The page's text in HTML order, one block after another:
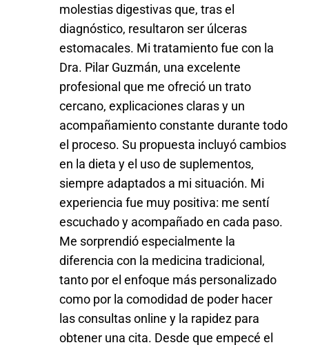
molestias digestivas que, tras el
diagnóstico, resultaron ser úlceras
estomacales. Mi tratamiento fue con la
Dra. Pilar Guzmán, una excelente
profesional que me ofreció un trato
cercano, explicaciones claras y un
acompañamiento constante durante todo
el proceso. Su propuesta incluyó cambios
en la dieta y el uso de suplementos,
siempre adaptados a mi situación. Mi
experiencia fue muy positiva: me sentí
escuchado y acompañado en cada paso.
Me sorprendió especialmente la
diferencia con la medicina tradicional,
tanto por el enfoque más personalizado
como por la comodidad de poder hacer
las consultas online y la rapidez para
obtener una cita. Desde que empecé el